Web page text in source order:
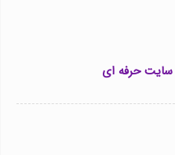
حرفه ای